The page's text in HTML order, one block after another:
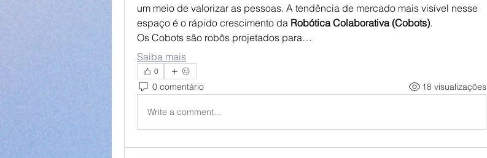
um meio de valorizar as pessoas. A tendência de mercado mais visível nesse
espaço é o rápido crescimento da Robótica Colaborativa (Cobots).
Os Cobots são robôs projetados para…
Saiba mais
0
0 comentário 18 visualizações
Write a comment...